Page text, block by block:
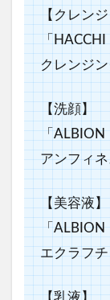
【クレン
「
クレンジ
【洗顔】
「ALBION
アンフィ
【美容液】
「ALBION
エクラフ
【乳液】